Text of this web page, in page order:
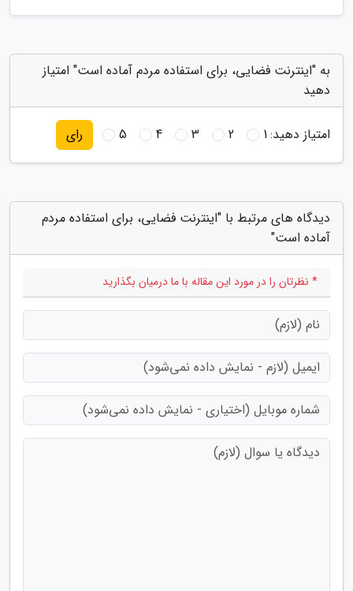
به "اینترنت فضایی، برای استفاده مردم آماده است" امتیاز
دهید
امتیاز دهید:1
2
3
4
5 رای
دیدگاه های مرتبط با "اینترنت فضایی، برای استفاده مردم
آماده است"
* نظرتان را در مورد این مقاله با ما درمیان بگذارید